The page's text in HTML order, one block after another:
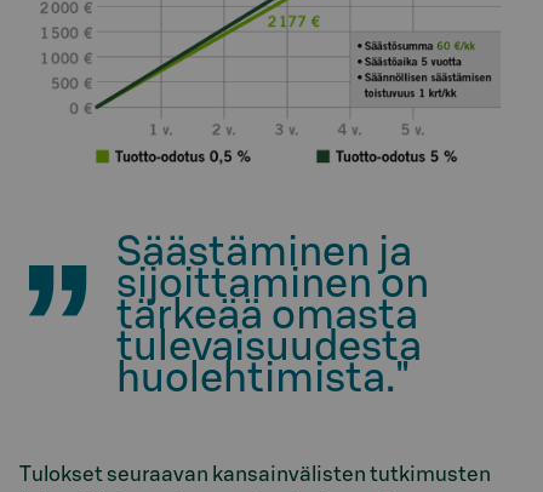
Säästäminen ja
sijoittaminen on
tärkeää omasta
tulevaisuudesta
huolehtimista."
Tulokset seuraavan kansainvälisten tutkimusten